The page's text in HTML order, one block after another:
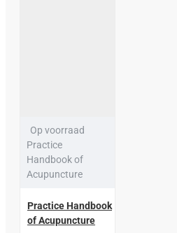
Op voorraad
Practice
Handbook of
Acupuncture
Practice Handbook
of Acupuncture